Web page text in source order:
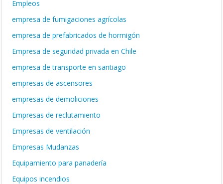
Empleos
empresa de fumigaciones agrícolas
empresa de prefabricados de hormigón
Empresa de seguridad privada en Chile
empresa de transporte en santiago
empresas de ascensores
empresas de demoliciones
Empresas de reclutamiento
Empresas de ventilación
Empresas Mudanzas
Equipamiento para panadería
Equipos incendios